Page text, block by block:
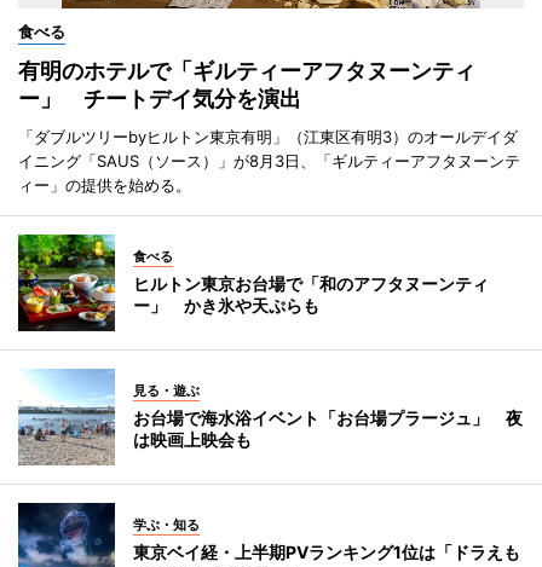
食べる
有明のホテルで「ギルティーアフタヌーンティ
ー」 チートデイ気分を演出
「ダブルツリーbyヒルトン東京有明」（江東区有明3）のオールデイダ
イニング「SAUS（ソース）」が8月3日、「ギルティーアフタヌーンテ
ィー」の提供を始める。
食べる
ヒルトン東京お台場で「和のアフタヌーンティ
ー」 かき氷や天ぷらも
見る・遊ぶ
お台場で海水浴イベント「お台場プラージュ」 夜
は映画上映会も
学ぶ・知る
東京ベイ経・上半期PVランキング1位は「ドラえも